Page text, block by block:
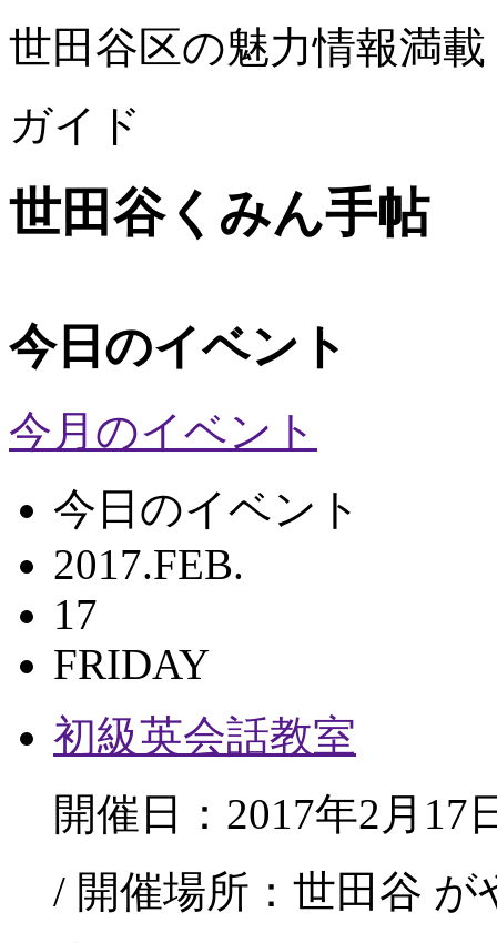
世田谷区の魅力情報満載
ガイド
世田谷くみん手帖
今日のイベント
今月のイベント
今日のイベント
2017.FEB.
17
FRIDAY
初級英会話教室
開催日：2017年2月17
/ 開催場所：世田谷